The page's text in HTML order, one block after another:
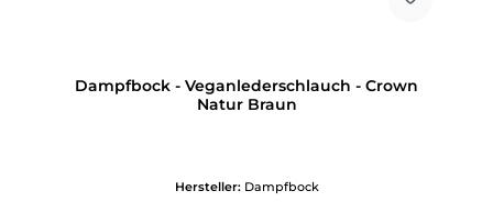
Dampfbock - Veganlederschlauch - Crown
Natur Braun
Hersteller: Dampfbock